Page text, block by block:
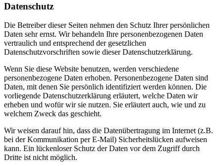
Datenschutz
Die Betreiber dieser Seiten nehmen den Schutz Ihrer persönlichen
Daten sehr ernst. Wir behandeln Ihre personenbezogenen Daten
vertraulich und entsprechend der gesetzlichen
Datenschutzvorschriften sowie dieser Datenschutzerklärung.
Wenn Sie diese Website benutzen, werden verschiedene
personenbezogene Daten erhoben. Personenbezogene Daten sind
Daten, mit denen Sie persönlich identifiziert werden können. Die
vorliegende Datenschutzerklärung erläutert, welche Daten wir
erheben und wofür wir sie nutzen. Sie erläutert auch, wie und zu
welchem Zweck das geschieht.
Wir weisen darauf hin, dass die Datenübertragung im Internet (z.B.
bei der Kommunikation per E-Mail) Sicherheitslücken aufweisen
kann. Ein lückenloser Schutz der Daten vor dem Zugriff durch
Dritte ist nicht möglich.